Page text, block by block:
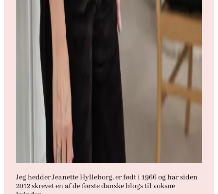
Jeg hedder Jeanette Hylleborg, er født i 1966 og har siden
2012 skrevet en af de første danske blogs til voksne